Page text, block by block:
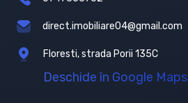
direct.imobiliare04@gmail.com
Floresti, strada Porii 135C
Deschide în Google Maps